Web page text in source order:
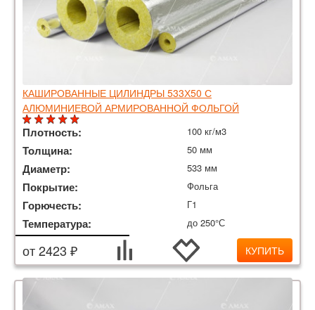
КАШИРОВАННЫЕ ЦИЛИНДРЫ 533Х50 С
АЛЮМИНИЕВОЙ АРМИРОВАННОЙ ФОЛЬГОЙ
Плотность: 100 кг/м3
Толщина: 50 мм
Диаметр: 533 мм
Покрытие: Фольга
Горючесть: Г1
Температура: до 250°С
от 2423 ₽ КУПИТЬ